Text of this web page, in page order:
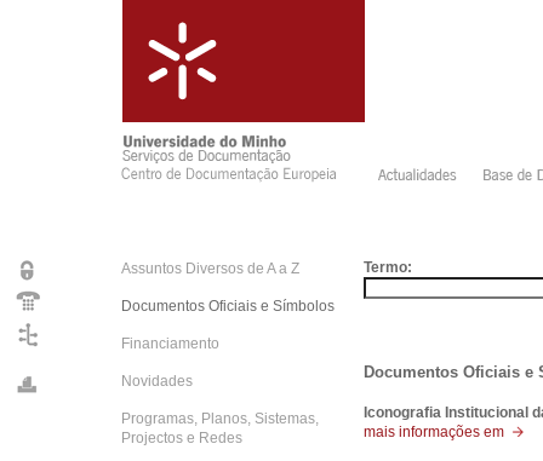
Assuntos Diversos de A a Z
Documentos Oficiais e Símbolos
Financiamento
Novidades
Programas, Planos, Sistemas,
Projectos e Redes
Termo:
Documentos Oficiais e
Iconografia Institucional
mais informações em